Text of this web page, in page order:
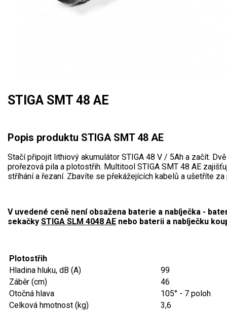
Aku pily
Jednoruční pily
Vyvětvovací pily
AKU zahradní technika
Aku sekačky
Aku STIHL
Aku AL-KO
STIGA SMT 48 AE
Popis produktu STIGA SMT 48 AE
Stačí připojit lithiový akumulátor STIGA 48 V / 5Ah a začít.
prořezová pila a plotostřih. Multitool STIGA SMT 48 AE
stříhání a řezaní. Zbavíte se překážejících kabelů a ušetříte za
V uvedené ceně není obsažena baterie a nabíječka -
sekačky STIGA SLM 4048 AE nebo baterii a nabíječku
Plotostřih
Hladina hluku, dB (A)
99
Záběr (cm)
46
Otočná hlava
105° - 7 poloh
Celková hmotnost (kg)
3,6